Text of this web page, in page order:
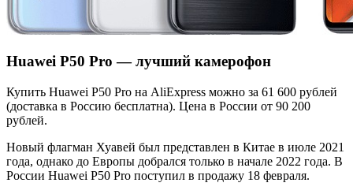
Huawei P50 Pro — лучший камерофон
Купить Huawei P50 Pro на AliExpress можно за 61 600 рублей
(доставка в Россию бесплатна). Цена в России от 90 200
рублей.
Новый флагман Хуавей был представлен в Китае в июле 2021
года, однако до Европы добрался только в начале 2022 года. В
России Huawei P50 Pro поступил в продажу 18 февраля.